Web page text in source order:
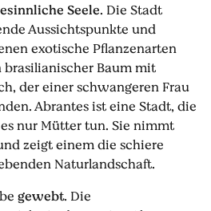
Seele. Die Stadt
Aussichtspunkte und
exotische Pflanzenarten
brasilianischer Baum mit
der einer schwangeren Frau
Abrantes ist eine Stadt, die
nur Mütter tun. Sie nimmt
zeigt einem die schiere
Naturlandschaft.
gewebt. Die